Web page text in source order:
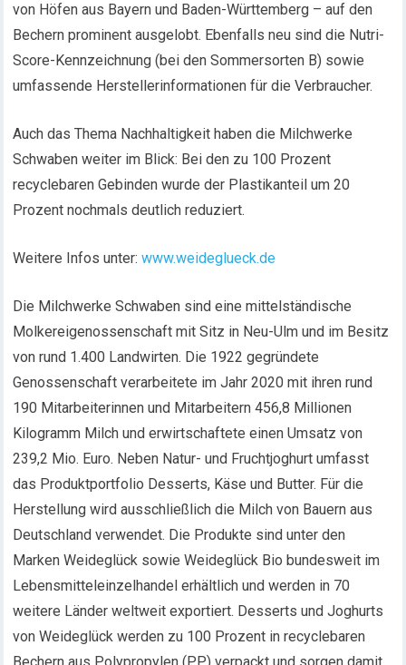
von Höfen aus Bayern und Baden-Württemberg – auf den
Bechern prominent ausgelobt. Ebenfalls neu sind die Nutri-
Score-Kennzeichnung (bei den Sommersorten B) sowie
umfassende Herstellerinformationen für die Verbraucher.
Auch das Thema Nachhaltigkeit haben die Milchwerke
Schwaben weiter im Blick: Bei den zu 100 Prozent
recyclebaren Gebinden wurde der Plastikanteil um 20
Prozent nochmals deutlich reduziert.
Weitere Infos unter:www.weideglueck.de
Die Milchwerke Schwaben sind eine mittelständische
Molkereigenossenschaft mit Sitz in Neu-Ulm und im Besitz
von rund 1.400 Landwirten. Die 1922 gegründete
Genossenschaft verarbeitete im Jahr 2020 mit ihren rund
190 Mitarbeiterinnen und Mitarbeitern 456,8 Millionen
Kilogramm Milch und erwirtschaftete einen Umsatz von
239,2 Mio. Euro. Neben Natur- und Fruchtjoghurt umfasst
das Produktportfolio Desserts, Käse und Butter. Für die
Herstellung wird ausschließlich die Milch von Bauern aus
Deutschland verwendet. Die Produkte sind unter den
Marken Weideglück sowie Weideglück Bio bundesweit im
Lebensmitteleinzelhandel erhältlich und werden in 70
weitere Länder weltweit exportiert. Desserts und Joghurts
von Weideglück werden zu 100 Prozent in recyclebaren